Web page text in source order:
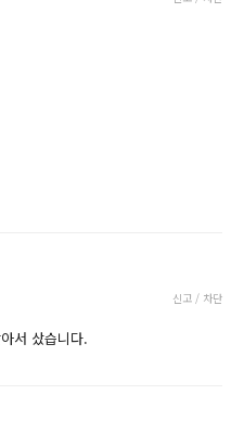
신고 / 차단
서 샀습니다.